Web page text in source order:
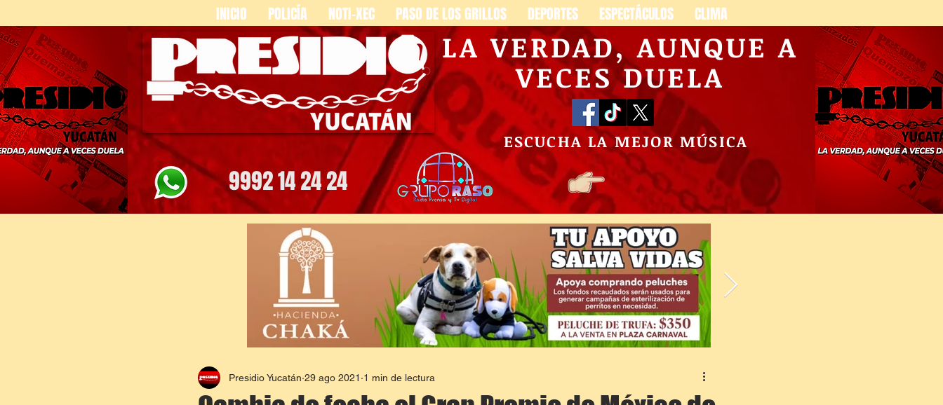
INICIO POLICÍA NOTI-XEC PASO DE LOS GRILLOS DEPORTES ESPECTÁCULOS CLIMA
LA VERDAD, AUNQUE A
VECES DUELA
ESCUCHA LA MEJOR MÚSICA
9992 14 24 24
Presidio Yucatán 29 ago 2021 1 min de lectura